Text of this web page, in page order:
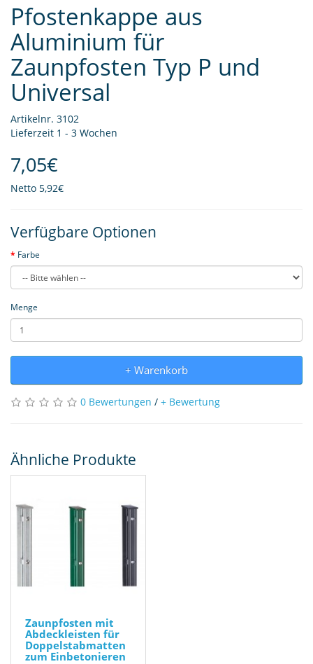
Pfostenkappe aus
Aluminium für
Zaunpfosten Typ P und
Universal
Artikelnr. 3102
Lieferzeit 1 - 3 Wochen
7,05€
Netto 5,92€
Verfügbare Optionen
Farbe
Menge
+ Warenkorb
0 Bewertungen / + Bewertung
Ähnliche Produkte
Zaunpfosten mit
Abdeckleisten für
Doppelstabmatten
zum Einbetonieren